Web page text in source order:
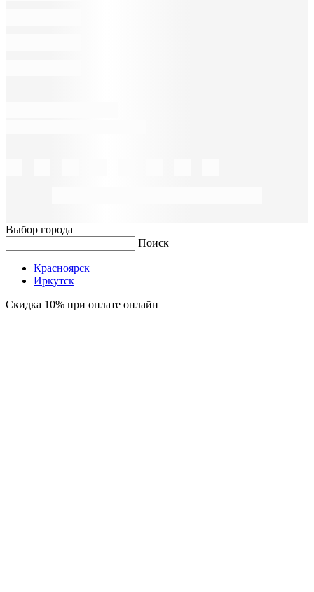
Выбор города
Поиск
Красноярск
Иркутск
Скидка 10% при оплате онлайн